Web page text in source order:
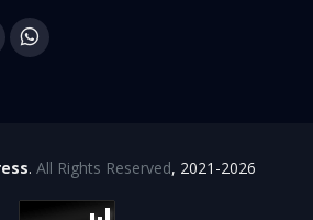
. All Rights Reserved, 2021-2026